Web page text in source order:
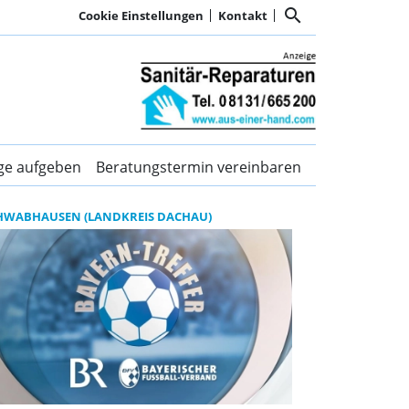
Cookie Einstellungen Kontakt search
Kurier Dachau und
aufgeben Beratungstermin vereinbaren
(LANDKREIS DACHAU)